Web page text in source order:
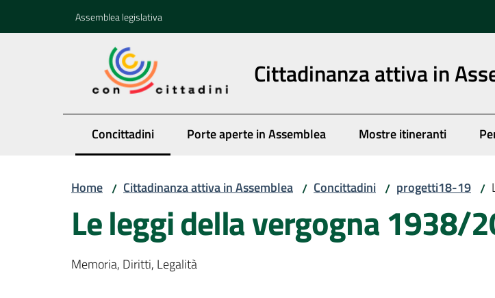
Assemblea legislativa
Cittadinanza attiva in
Concittadini
Menu selezionato Porte aperte in Assemblea Mostre itineranti
Home / Cittadinanza attiva in Assemblea / Concittadini / progetti18-19 /
Le leggi della vergogna 1938/
Memoria, Diritti, Legalità